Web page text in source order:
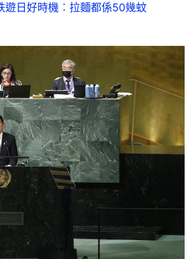
日好時機︰拉麵都係50幾蚊